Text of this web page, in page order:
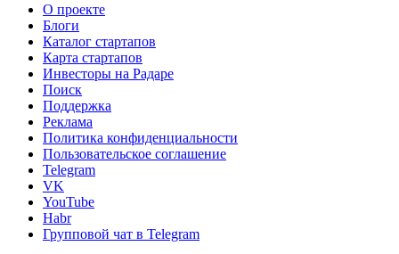
О проекте
Блоги
Каталог стартапов
Карта стартапов
Инвесторы на Радаре
Поиск
Поддержка
Реклама
Политика конфиденциальности
Пользовательское соглашение
Telegram
VK
YouTube
Habr
Групповой чат в Telegram